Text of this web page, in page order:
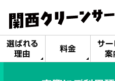
選ばれる
理由
料金
サ
案